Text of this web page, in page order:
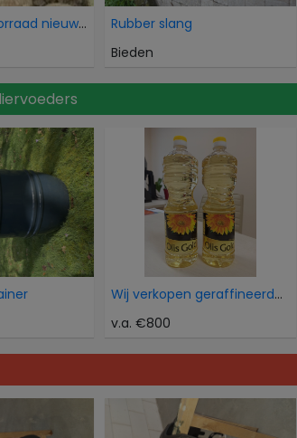
Overtollige voorraad nieuwe HDPE balansballen voor
Rubber slang
Bieden
Wij verkopen geraffineerde zonnebloemolie
v.a. €800